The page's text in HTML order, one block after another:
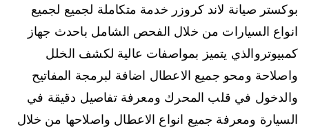
بوكستر صيانة لاند كروزر خدمة متكاملة لجميع لجميع
انواع السيارات من خلال الفحص الشامل باحدث جهاز
كمبيوتروالذي يتميز بمواصفات عالية لكشف الخلل
واصلاحة ومحو جميع الاعطال اضافة لبرمجة المفاتيح
والدخول في قلب المحرك ومعرفة تفاصيل دقيقة في
السيارة ومعرفة جميع انواع الاعطال واصلاحها من خلال